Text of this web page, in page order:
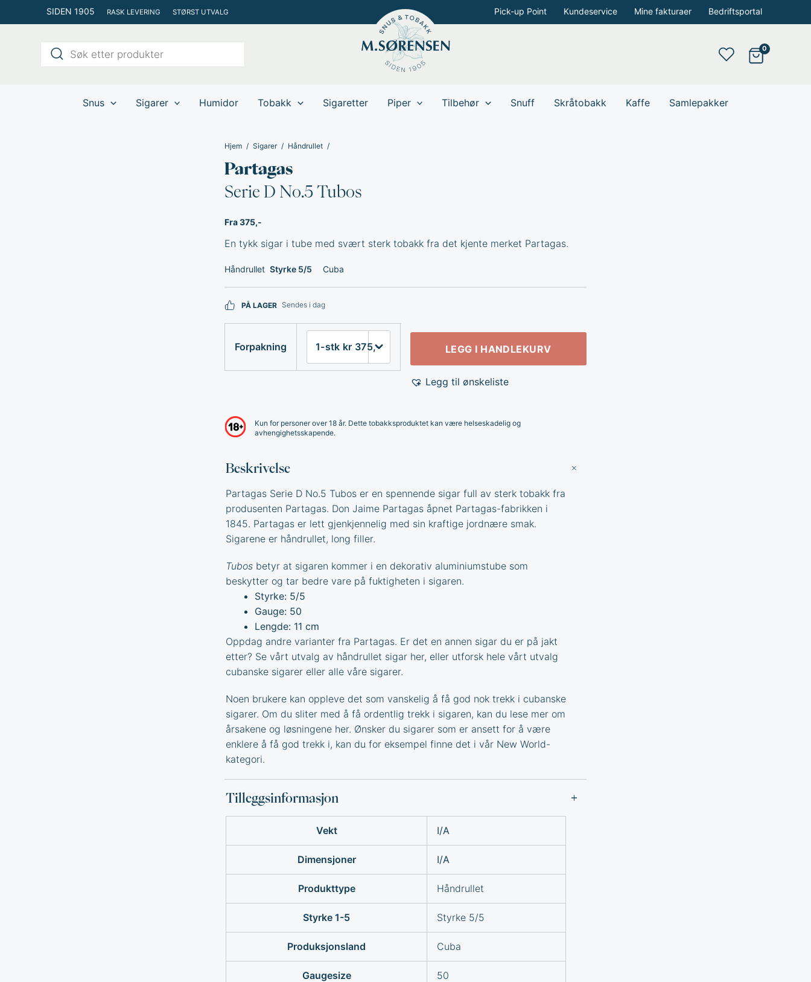
rett
SIDEN 1905 RASK LEVERING STØRST UTVALG Pick-up Point Kundeservice Mine fakturaer Bedriftsportal
Products
search
Snus Sigarer Humidor Tobakk Sigaretter Piper Tilbehør Snuff Skråtobakk Kaffe Samlepakker
Hjem Sigarer Håndrullet
Partagas
Serie D No.5 Tubos
Fra 375,-
En tykk sigar i tube med svært sterk tobakk fra det kjente merket Partagas.
Håndrullet Styrke 5/5 Cuba
PÅ LAGER Sendes i dag
Forpakning LEGG I HANDLEKURV
Legg til ønskeliste
Kun for personer over 18 år. Dette tobakksproduktet kan være helseskadelig og
avhengighetsskapende.
Beskrivelse
Partagas Serie D No.5 Tubos er en spennende sigar full av sterk tobakk fra
produsenten Partagas. Don Jaime Partagas åpnet Partagas-fabrikken i
1845. Partagas er lett gjenkjennelig med sin kraftige jordnære smak.
Sigarene er håndrullet, long filler.
Tubos betyr at sigaren kommer i en dekorativ aluminiumstube som
beskytter og tar bedre vare på fuktigheten i sigaren.
Styrke: 5/5
Gauge: 50
Lengde: 11 cm
Oppdag andre varianter fra Partagas. Er det en annen sigar du er på jakt
etter? Se vårt utvalg av håndrullet sigar her, eller utforsk hele vårt utvalg
cubanske sigarer eller alle våre sigarer.
Noen brukere kan oppleve det som vanskelig å få god nok trekk i cubanske
sigarer. Om du sliter med å få ordentlig trekk i sigaren, kan du lese mer om
årsakene og løsningene her. Ønsker du sigarer som er ansett for å være
enklere å få god trekk i, kan du for eksempel finne det i vår New World-
kategori.
Tilleggsinformasjon
Vekt I/A
Dimensjoner I/A
Produkttype Håndrullet
Styrke 1-5 Styrke 5/5
Produksjonsland Cuba
Gaugesize 50